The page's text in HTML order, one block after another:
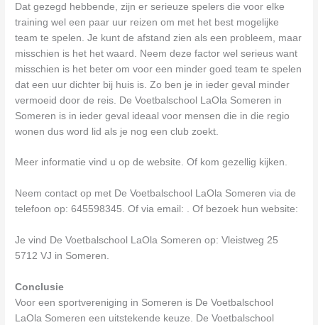
Dat gezegd hebbende, zijn er serieuze spelers die voor elke
training wel een paar uur reizen om met het best mogelijke
team te spelen. Je kunt de afstand zien als een probleem, maar
misschien is het het waard. Neem deze factor wel serieus want
misschien is het beter om voor een minder goed team te spelen
dat een uur dichter bij huis is. Zo ben je in ieder geval minder
vermoeid door de reis. De Voetbalschool LaOla Someren in
Someren is in ieder geval ideaal voor mensen die in die regio
wonen dus word lid als je nog een club zoekt.
Meer informatie vind u op de website. Of kom gezellig kijken.
Neem contact op met De Voetbalschool LaOla Someren via de
telefoon op: 645598345. Of via email: . Of bezoek hun website:
Je vind De Voetbalschool LaOla Someren op: Vleistweg 25
5712 VJ in Someren.
Conclusie
Voor een sportvereniging in Someren is De Voetbalschool
LaOla Someren een uitstekende keuze. De Voetbalschool